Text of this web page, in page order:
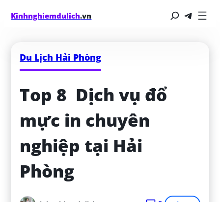
Kinhnghiemdulich.vn
Du Lịch Hải Phòng
Top 8  Dịch vụ đổ
mực in chuyên
nghiệp tại Hải
Phòng